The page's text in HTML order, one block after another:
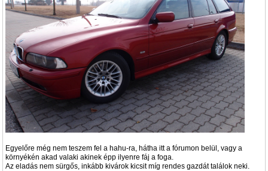
Egyelőre még nem teszem fel a hahu-ra, hátha itt a fórumon belül, vagy a
környékén akad valaki akinek épp ilyenre fáj a foga.
Az eladás nem sürgős, inkább kivárok kicsit míg rendes gazdát találok neki.